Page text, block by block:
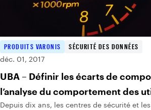
PRODUITS VARONIS
SÉCURITÉ DES DONNÉES
déc. 01, 2017
UBA – Définir les écarts de
l’analyse du comportement des
Depuis dix ans, les centres de sécurité et